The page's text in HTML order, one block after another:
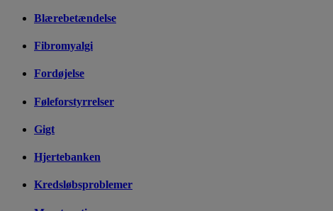
Blærebetændelse
Fibromyalgi
Fordøjelse
Føleforstyrrelser
Gigt
Hjertebanken
Kredsløbsproblemer